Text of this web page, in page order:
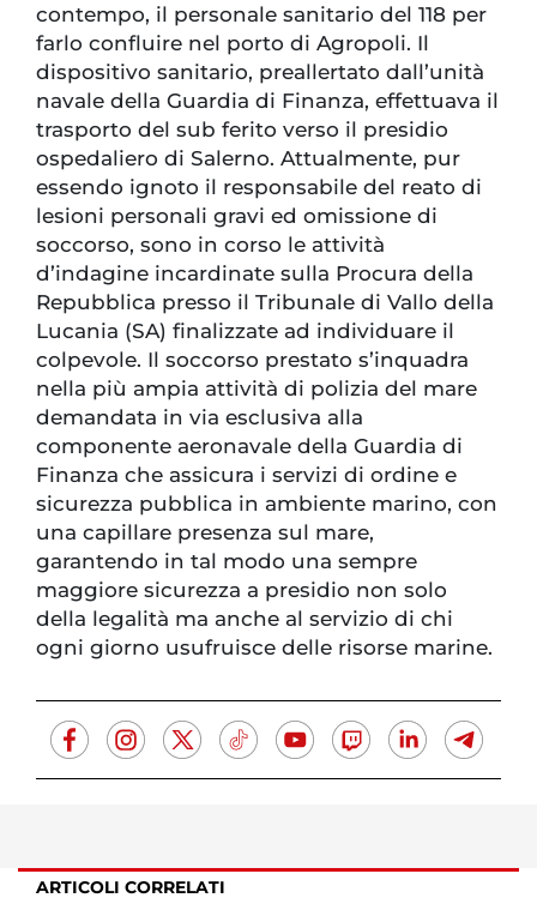
contempo, il personale sanitario del 118 per
farlo confluire nel porto di Agropoli. Il
dispositivo sanitario, preallertato dall’unità
navale della Guardia di Finanza, effettuava il
trasporto del sub ferito verso il presidio
ospedaliero di Salerno. Attualmente, pur
essendo ignoto il responsabile del reato di
lesioni personali gravi ed omissione di
soccorso, sono in corso le attività
d’indagine incardinate sulla Procura della
Repubblica presso il Tribunale di Vallo della
Lucania (SA) finalizzate ad individuare il
colpevole. Il soccorso prestato s’inquadra
nella più ampia attività di polizia del mare
demandata in via esclusiva alla
componente aeronavale della Guardia di
Finanza che assicura i servizi di ordine e
sicurezza pubblica in ambiente marino, con
una capillare presenza sul mare,
garantendo in tal modo una sempre
maggiore sicurezza a presidio non solo
della legalità ma anche al servizio di chi
ogni giorno usufruisce delle risorse marine.
ARTICOLI CORRELATI